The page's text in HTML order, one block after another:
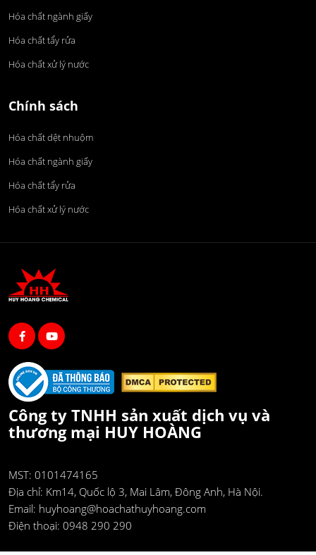
Hóa chất ngành giấy
Hóa chất tẩy rửa
Hóa chất xử lý nước
Chính sách
Hóa chất dệt nhuộm
Hóa chất ngành giấy
Hóa chất tẩy rửa
Hóa chất xử lý nước
Công ty TNHH sản xuất dịch vụ và
thương mại HUY HOÀNG
MST: 0101474165
Địa chỉ: Km14, Quốc lộ 3, Mai Lâm, Đông Anh, Hà Nội.
Email: huyhoang@hoachathuyhoang.com
Điện thoại: 0948 290 290